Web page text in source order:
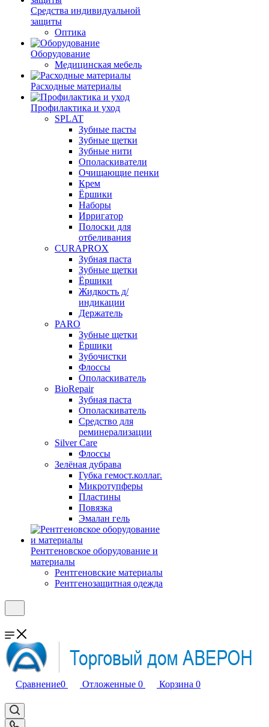
Средства индивидуальной
защиты
Оптика
Оборудование
Медицинская мебель
Расходные материалы
Профилактика и уход
SPLAT
Зубные пасты
Зубные щетки
Зубные нити
Ополаскиватели
Очищающие пенки
Крем
Ёршики
Наборы
Ирригатор
Полоски для
отбеливания
CURAPROX
Зубная паста
Зубные щетки
Ёршики
Жидкость д/
индикации
Держатель
PARO
Зубные щетки
Ёршики
Зубочистки
Флоссы
Ополаскиватель
BioRepair
Зубная паста
Ополаскиватель
Средство для
реминерализации
Silver Care
Флоссы
Зелёная дубрава
Губка гемост.коллаг.
Микротупферы
Пластины
Повязка
Эмалан гель
Рентгеновское оборудование и
материалы
Рентгеновские материалы
Рентгенозащитная одежда
Сравнение0 Отложенные 0 Корзина 0